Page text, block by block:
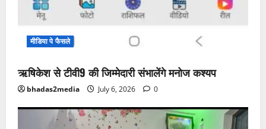
मीडिया पे फैसले
ऋषिकेश से टीवी9 की जिम्मेदारी संभालेंगे मनोज कश्यप
bhadas2media July 6, 2026 0